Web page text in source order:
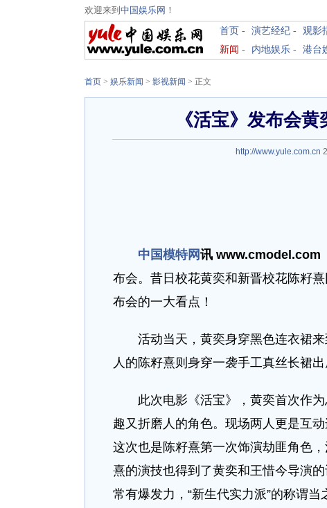
欢迎来到 中国娱乐网 ！
首页 - 演艺经纪 - 观影
新闻 - 内地娱乐 - 港台
首页 > 娱乐新闻 > 影视新闻 > 正文
《活宝》发布会
http://www.yule.com.cn
中国模特网讯 www.cmodel.com
布会。昔日校花黄奕和新晋校花陈籽
布会的一大看点！
活动当天，黄奕身穿黑色连衣裙来
人的陈籽熹则身穿一袭手工真丝长裙
此次电影《活宝》，黄奕首次作为
趣又折磨人的角色。现场两人更是互
这次也是陈籽熹第一次饰演劫匪角色
熹的演技也得到了黄奕和王惜今导演
常有爆发力，“新生代实力派”的称谓